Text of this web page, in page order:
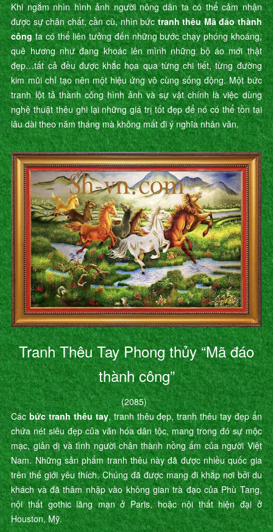
Khi ngắm nhìn hình ảnh người nông dân ta có thể cảm nhận
được sự chân chất, cần cù, nhìn bứctranh thêu Mã đáo thành
côngta có thể liên tưởng đến những bước chạy phóng khoáng,
quê hương như đang khoác lên mình những bộ áo mới thật
đẹp…tất cả đều được khắc họa qua từng chi tiết, từng đường
kim mũi chỉ tạo nên một hiệu ứng vô cùng sống động. Một bức
tranh lột tả thành công hình ảnh và sự vật chính là việc dùng
nghệ thuật thêu ghi lại những giá trị tốt đẹp để nó có thể tồn tại
lâu dài theo năm tháng mà không mất đi ý nghĩa nhân văn.
Tranh Thêu Tay Phong thủy “Mã đáo
thành công”
(2085)
Cácbức tranh thêu tay, tranh thêu đẹp, tranh thêu tay đẹp ẩn
chứa nét siêu đẹp của văn hóa dân tộc, mang trong đó sự mộc
mạc, giản dị và tình người chân thành nồng ấm của người Việt
Nam. Những sản phẩm tranh thêu này đã được nhiều quốc gia
trên thế giới yêu thích. Chúng đã được mang đi khắp nơi bởi du
khách và đã thâm nhập vào không gian trà đạo của Phù Tang,
nội thất gothic lãng mạn ở Paris, hoặc nội thất hiện đại ở
Houston, Mỹ.